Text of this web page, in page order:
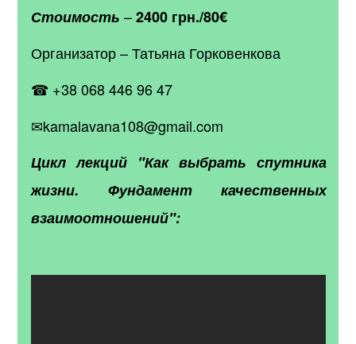
Стоимость–2400 грн./80€
Организатор – Татьяна Горковенкова
☎ +38 068 446 96 47
✉kamalavana108@gmail.com
Цикл лекций "Как выбрать спутника
жизни. Фундамент качественных
взаимоотношений":